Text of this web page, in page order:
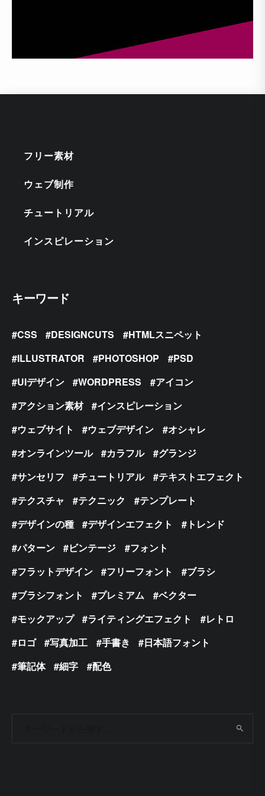
フリー素材
ウェブ制作
チュートリアル
インスピレーション
キーワード
CSS DESIGNCUTS
HTMLスニペット
ILLUSTRATOR
PHOTOSHOP
PSD
UIデザイン
WORDPRESS
アイコン
アクション素材
インスピレーション
ウェブサイト
ウェブデザイン
オシャレ
オンラインツール
カラフル
グランジ
サンセリフ
チュートリアル
テキストエフェクト
テクスチャ
テクニック
テンプレート
デザインの種
デザインエフェクト
トレンド
パターン
ビンテージ
フォント
フラットデザイン
フリーフォント
ブラシ
ブラシフォント
プレミアム
ベクター
モックアップ
ライティングエフェクト
レトロ
ロゴ
写真加工 手書き
日本語フォント
筆記体
細字 配色